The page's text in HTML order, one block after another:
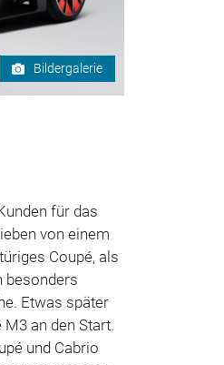
Bildergalerie
für das
von einem
Coupé, als
besonders
Etwas später
an den Start.
und Cabrio